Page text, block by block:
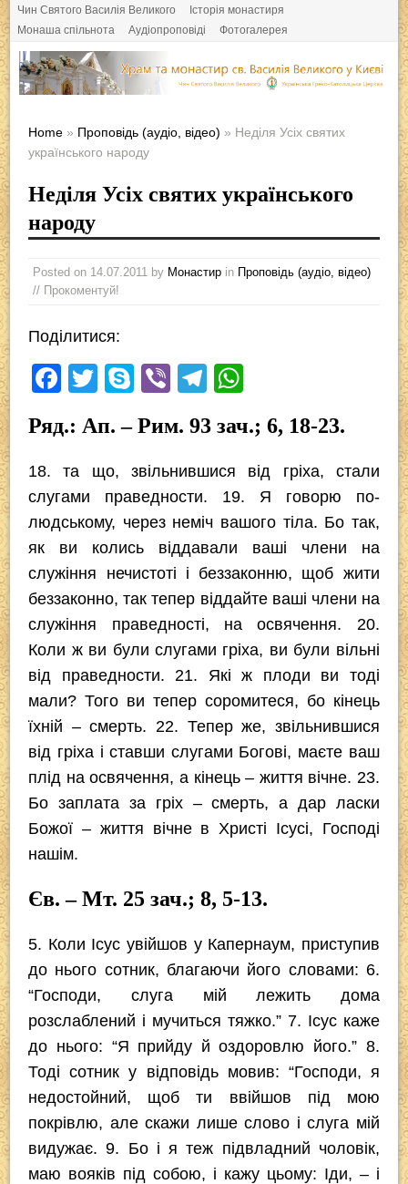
Чин Святого Василія Великого
Історія монастиря
Монаша спільнота
Аудіопроповіді Фотогалерея
Home » Проповідь (аудіо, відео) » Неділя Усіх святих
українського народу
Неділя Усіх святих українського
народу
Posted on 14.07.2011 by Монастир in Проповідь (аудіо, відео)
// Прокоментуй!
Поділитися:
F
c
e
b
o
o
k
T
tt
er
S
p
e
Vi
er
T
e
gr
a
m
at
s
A
p
p
Ряд.: Ап. – Рим. 93 зач.; 6, 18-23.
18. та що, звільнившися від гріха, стали
слугами праведности. 19. Я говорю по-
людському, через неміч вашого тіла. Бо так,
як ви колись віддавали ваші члени на
служіння нечистоті і беззаконню, щоб жити
беззаконно, так тепер віддайте ваші члени на
служіння праведності, на освячення. 20.
Коли ж ви були слугами гріха, ви були вільні
від праведности. 21. Які ж плоди ви тоді
мали? Того ви тепер соромитеся, бо кінець
їхній – смерть. 22. Тепер же, звільнившися
від гріха і ставши слугами Богові, маєте ваш
плід на освячення, а кінець – життя вічне. 23.
Бо заплата за гріх – смерть, а дар ласки
Божої – життя вічне в Христі Ісусі, Господі
нашім.
Єв. – Мт. 25 зач.; 8, 5-13.
5. Коли Ісус увійшов у Капернаум, приступив
до нього сотник, благаючи його словами: 6.
“Господи, слуга мій лежить дома
розслаблений і мучиться тяжко.” 7. Ісус каже
до нього: “Я прийду й оздоровлю його.” 8.
Тоді сотник у відповідь мовив: “Господи, я
недостойний, щоб ти ввійшов під мою
покрівлю, але скажи лише слово і слуга мій
видужає. 9. Бо і я теж підвладний чоловік,
маю вояків під собою, і кажу цьому: Іди, – і